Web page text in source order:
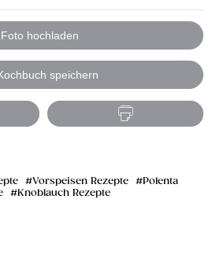
Foto hochladen
speichern
Vorspeisen Rezepte
Polenta
Knoblauch Rezepte